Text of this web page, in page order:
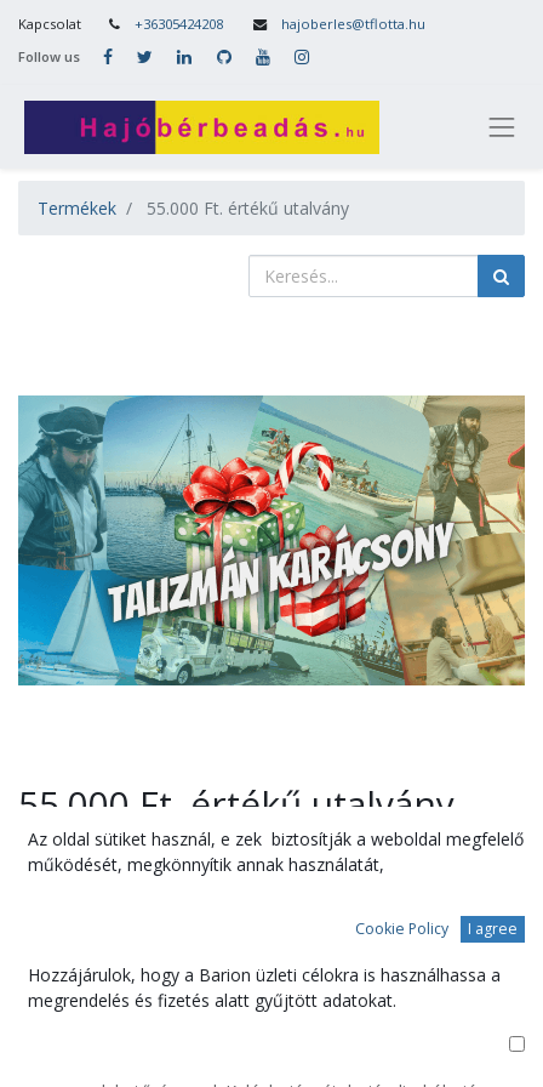
Kapcsolat +36305424208
hajoberles@tflotta.hu
Follow us
Termékek 55.000 Ft. értékű utalvány
55.000 Ft. értékű utalvány
39.900Ft
Kosárba
Az oldal sütiket használ, e zek biztosítják a weboldal megfelelő
működését, megkönnyítik annak használatát,
Cookie Policy I agree
Hozzájárulok, hogy a Barion üzleti célokra is használhassa a
megrendelés és fizetés alatt gyűjtött adatokat.